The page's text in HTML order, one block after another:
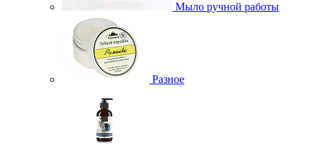
Мыло ручной работы
Разное